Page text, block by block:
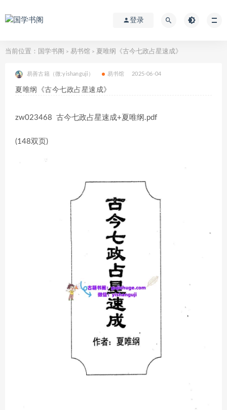
登录
当前位置： 国学书阁 > 易书馆 > 夏唯纲《古今七政占星速成》
易善古籍（微:yishanguji） 易书馆 2025-06-04
夏唯纲《古今七政占星速成》
zw023468 古今七政占星速成+夏唯纲.pdf
(148双页)